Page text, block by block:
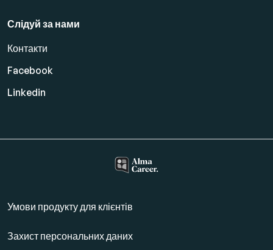
Слідуй за нами
Контакти
Facebook
Linkedin
Умови продукту для клієнтів
Захист персональних даних